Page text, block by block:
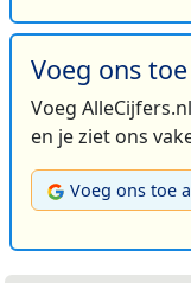
Voeg ons
Voeg
en je ziet ons
Voeg ons toe